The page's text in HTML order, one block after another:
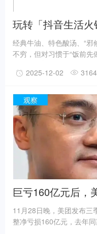
玩转「抖音生活
课，更有多城沸腾
经典牛油、特色酸汤、“
不穷，但对习惯于“饭前先
「抖音生活火锅季」“抄
班」沸腾开班事件，要把
全的“多城沸腾”火锅图鉴
解锁地域火锅特色吃法。
火锅天天大放价，最高立
2025-12-02 3164
观察
巨亏160亿元后，
11月28日晚，美团发布三
整净亏损160亿元，去年